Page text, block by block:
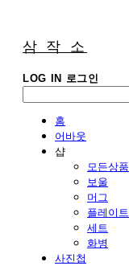
삼 작 소
LOG IN 로그인
홈
어바웃
샵
모든상품
보울
머그
플레이트
세트
화병
사진첩